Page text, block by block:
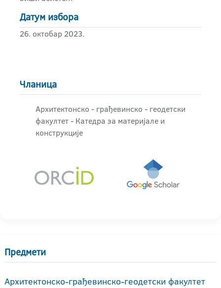
Датум избора
26. октобар 2023.
Чланица
Архитектонско - грађевинскo - геодетски
факултет - Катедра за материјале и
конструкције
Предмети
Архитектонско-грађевинско-геодетски факултет